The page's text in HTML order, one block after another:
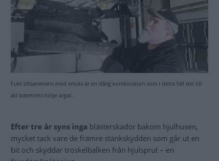
Fukt tillsammans med smuts är en dålig kombination som i detta fall lett till
att batteriets hölje ärgat.
Efter tre år syns inga blästerskador bakom hjulhusen,
mycket tack vare de främre stänkskydden som går ut en
bit och skyddar tröskelbalken från hjulsprut – en